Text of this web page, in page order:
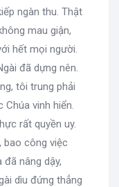
ngàn thu. Thật
mau giận,
hết mọi người.
đã dựng nên.
tôi trung phải
Chúa vinh hiển.
rất quyền uy.
bao công việc
đã nâng dậy,
dìu đứng thẳng